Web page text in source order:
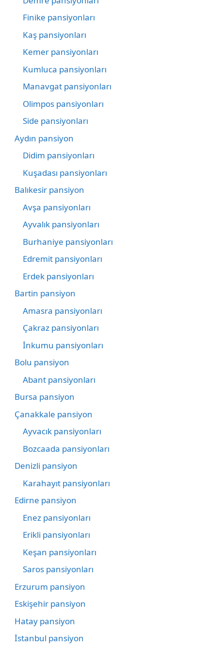
Finike pansiyonları
Kaş pansiyonları
Kemer pansiyonları
Kumluca pansiyonları
Manavgat pansiyonları
Olimpos pansiyonları
Side pansiyonları
Aydın pansiyon
Didim pansiyonları
Kuşadası pansiyonları
Balıkesir pansiyon
Avşa pansiyonları
Ayvalık pansiyonları
Burhaniye pansiyonları
Edremit pansiyonları
Erdek pansiyonları
Bartin pansiyon
Amasra pansiyonları
Çakraz pansiyonları
İnkumu pansiyonları
Bolu pansiyon
Abant pansiyonları
Bursa pansiyon
Çanakkale pansiyon
Ayvacık pansiyonları
Bozcaada pansiyonları
Denizli pansiyon
Karahayıt pansiyonları
Edirne pansiyon
Enez pansiyonları
Erikli pansiyonları
Keşan pansiyonları
Saros pansiyonları
Erzurum pansiyon
Eskişehir pansiyon
Hatay pansiyon
İstanbul pansiyon